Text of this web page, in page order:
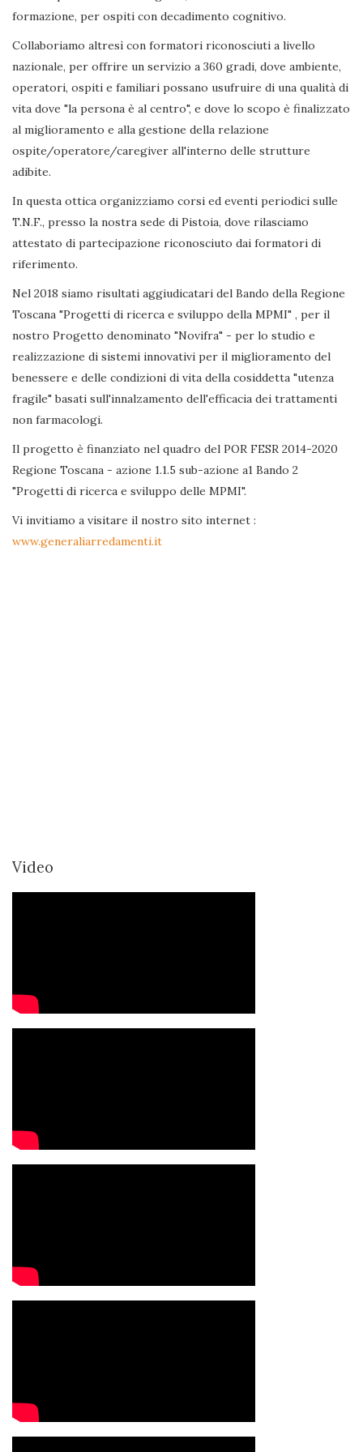
formazione, per ospiti con decadimento cognitivo.
Collaboriamo altresì con formatori riconosciuti a livello
nazionale, per offrire un servizio a 360 gradi, dove ambiente,
operatori, ospiti e familiari possano usufruire di una qualità di
vita dove "la persona è al centro", e dove lo scopo è finalizzato
al miglioramento e alla gestione della relazione
ospite/operatore/caregiver all'interno delle strutture
adibite.
In questa ottica organizziamo corsi ed eventi periodici sulle
T.N.F., presso la nostra sede di Pistoia, dove rilasciamo
attestato di partecipazione riconosciuto dai formatori di
riferimento.
Nel 2018 siamo risultati aggiudicatari del Bando della Regione
Toscana "Progetti di ricerca e sviluppo della MPMI" , per il
nostro Progetto denominato "Novifra" - per lo studio e
realizzazione di sistemi innovativi per il miglioramento del
benessere e delle condizioni di vita della cosiddetta "utenza
fragile" basati sull'innalzamento dell'efficacia dei trattamenti
non farmacologi.
Il progetto è finanziato nel quadro del POR FESR 2014-2020
Regione Toscana - azione 1.1.5 sub-azione a1 Bando 2
"Progetti di ricerca e sviluppo delle MPMI".
Vi invitiamo a visitare il nostro sito internet :
www.generaliarredamenti.it
Video